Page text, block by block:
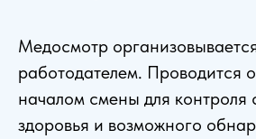
Медосмотр
работодателем. Проводится
началом смены для контроля
здоровья и возможного